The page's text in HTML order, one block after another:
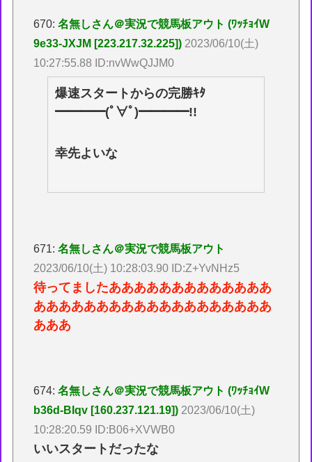
670:名無しさん＠実況で競馬板アウト (ﾜｯﾁｮｲW
9e33-JXJM [223.217.32.225]) 2023/06/10(土)
10:27:55.88 ID:nvWwQJJM0
爆速スタートからの完勝ｷﾀ
━━━━(ﾟ∀ﾟ)━━━━!!
幸先よいな
671:名無しさん＠実況で競馬板アウト
2023/06/10(土) 10:28:03.90 ID:Z+YvNHz5
待ってましたあああああああああああああ
あああああああああああああああああああ
あああ
674:名無しさん＠実況で競馬板アウト (ﾜｯﾁｮｲW
b36d-BIqv [160.237.121.19]) 2023/06/10(土)
10:28:20.59 ID:B06+XVWB0
いいスタートだったな